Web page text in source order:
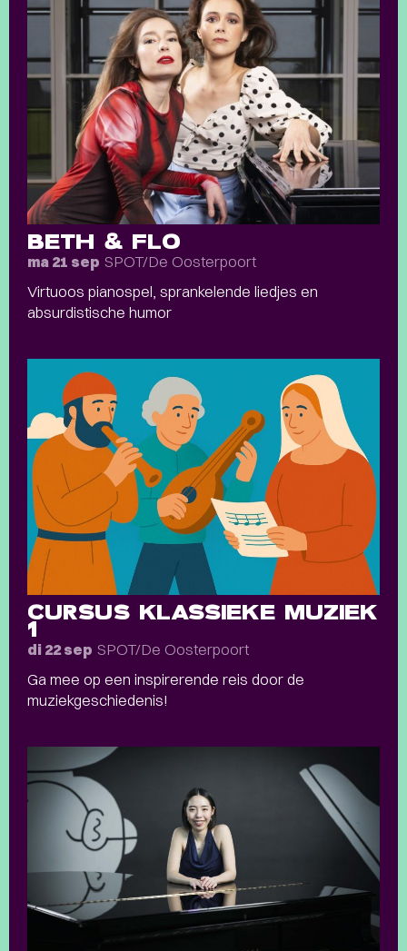
BETH & FLO
ma 21 sep SPOT/De Oosterpoort
Virtuoos pianospel, sprankelende liedjes en
absurdistische humor
CURSUS KLASSIEKE MUZIEK
1
di 22 sep SPOT/De Oosterpoort
Ga mee op een inspirerende reis door de
muziekgeschiedenis!